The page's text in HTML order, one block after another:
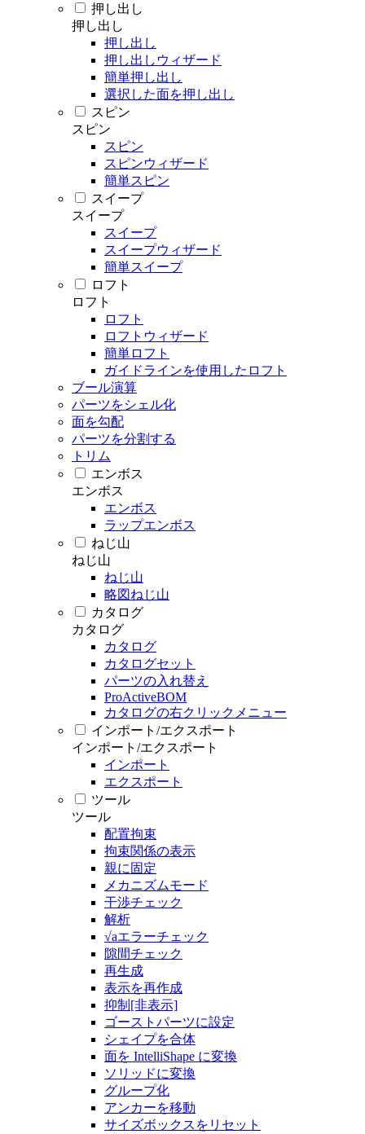
押し出し
押し出し
押し出し
押し出しウィザード
簡単押し出し
選択した面を押し出し
スピン
スピン
スピン
スピンウィザード
簡単スピン
スイープ
スイープ
スイープ
スイープウィザード
簡単スイープ
ロフト
ロフト
ロフト
ロフトウィザード
簡単ロフト
ガイドラインを使用したロフト
ブール演算
パーツをシェル化
面を勾配
パーツを分割する
トリム
エンボス
エンボス
エンボス
ラップエンボス
ねじ山
ねじ山
ねじ山
略図ねじ山
カタログ
カタログ
カタログ
カタログセット
パーツの入れ替え
ProActiveBOM
カタログの右クリックメニュー
インポート/エクスポート
インポート/エクスポート
インポート
エクスポート
ツール
ツール
配置拘束
拘束関係の表示
親に固定
メカニズムモード
干渉チェック
解析
√aエラーチェック
隙間チェック
再生成
表示を再作成
抑制[非表示]
ゴーストパーツに設定
シェイプを合体
面を IntelliShape に変換
ソリッドに変換
グループ化
アンカーを移動
サイズボックスをリセット